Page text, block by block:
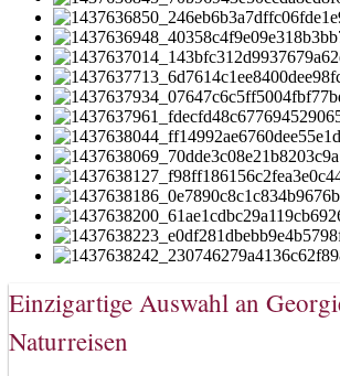
Einzigartige Auswahl an
Naturreisen